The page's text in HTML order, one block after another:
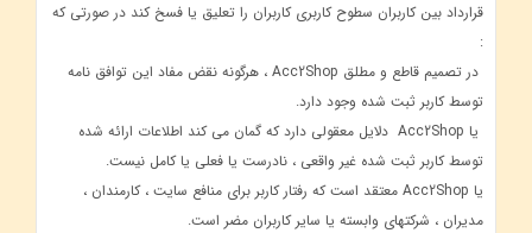
قرارداد بین کاربران سطوح کاربری کاربران را تعلیق یا فسخ کند در صورتی که
:
در تصمیم قاطع و مطلق Acc2Shop ، هرگونه نقض مفاد این توافق نامه
توسط کاربر ثبت شده وجود دارد.
یا Acc2Shop دلایل معقولی دارد که گمان می کند اطلاعات ارائه شده
توسط کاربر ثبت شده غیر واقعی ، نادرست یا فعلی یا کامل نیست.
یا Acc2Shop معتقد است که رفتار کاربر برای منافع سایت ، کارمندان ،
مدیران ، شرکتهای وابسته یا سایر کاربران مضر است.